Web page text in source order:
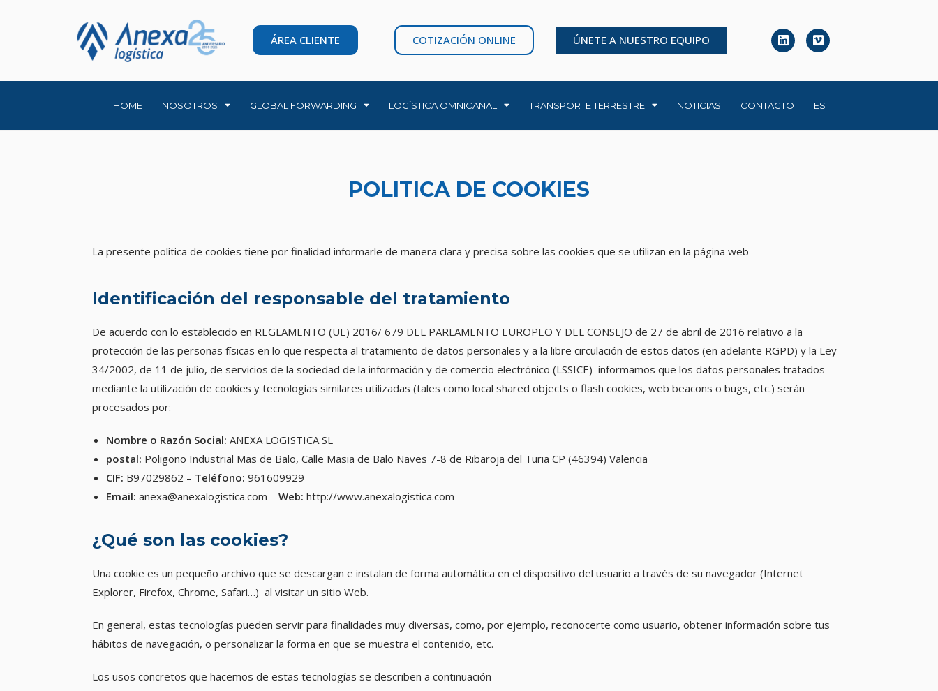
ÁREA CLIENTE COTIZACIÓN ONLINE ÚNETE A NUESTRO EQUIPO
HOME NOSOTROS GLOBAL FORWARDING LOGÍSTICA OMNICANAL TRANSPORTE TERRESTRE NOTICIAS CONTACTO ES
POLITICA DE COOKIES
La presente política de cookies tiene por finalidad informarle de manera clara y precisa sobre las cookies que se utilizan en la página web
Identificación del responsable del tratamiento
De acuerdo con lo establecido en REGLAMENTO (UE) 2016/ 679 DEL PARLAMENTO EUROPEO Y DEL CONSEJO de 27 de abril de 2016 relativo a la
protección de las personas físicas en lo que respecta al tratamiento de datos personales y a la libre circulación de estos datos (en adelante RGPD) y la Ley
34/2002, de 11 de julio, de servicios de la sociedad de la información y de comercio electrónico (LSSICE) informamos que los datos personales tratados
mediante la utilización de cookies y tecnologías similares utilizadas (tales como local shared objects o flash cookies, web beacons o bugs, etc.) serán
procesados por:
Nombre o Razón Social: ANEXA LOGISTICA SL
postal: Poligono Industrial Mas de Balo, Calle Masia de Balo Naves 7-8 de Ribaroja del Turia CP (46394) Valencia
CIF: B97029862 – Teléfono: 961609929
Email: anexa@anexalogistica.com – Web: http://www.anexalogistica.com
¿Qué son las cookies?
Una cookie es un pequeño archivo que se descargan e instalan de forma automática en el dispositivo del usuario a través de su navegador (Internet
Explorer, Firefox, Chrome, Safari…) al visitar un sitio Web.
En general, estas tecnologías pueden servir para finalidades muy diversas, como, por ejemplo, reconocerte como usuario, obtener información sobre tus
hábitos de navegación, o personalizar la forma en que se muestra el contenido, etc.
Los usos concretos que hacemos de estas tecnologías se describen a continuación